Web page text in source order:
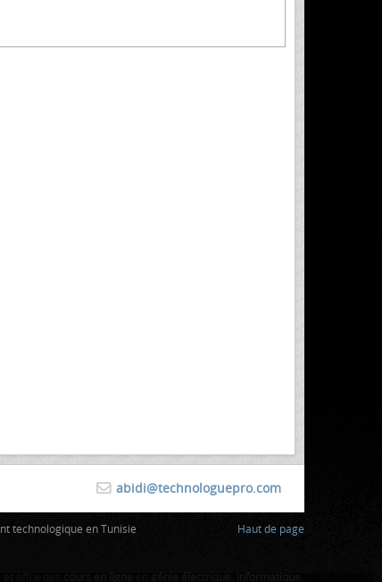
abidi@technologuepro.com
Haut de page
technologique en Tunisie
cours en ligne génie électrique